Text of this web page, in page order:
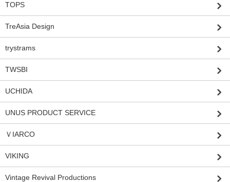
TOPS
TreAsia Design
trystrams
TWSBI
UCHIDA
UNUS PRODUCT SERVICE
ＶIARCO
VIKING
Vintage Revival Productions